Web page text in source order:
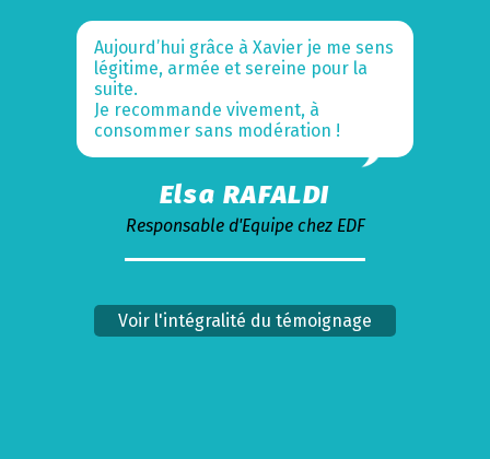
Aujourd’hui grâce à Xavier je me sens
légitime, armée et sereine pour la
suite.
Je recommande vivement, à
consommer sans modération !
Elsa RAFALDI
Responsable d'Equipe chez EDF
Voir l'intégralité du témoignage